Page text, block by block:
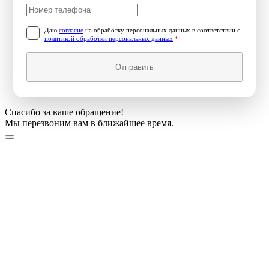
Даю согласие на обработку персональных данных в соответствии с
политикой обработки персональных данных *
Отправить
Спасибо за ваше обращение!
Мы перезвоним вам в ближайшее время.